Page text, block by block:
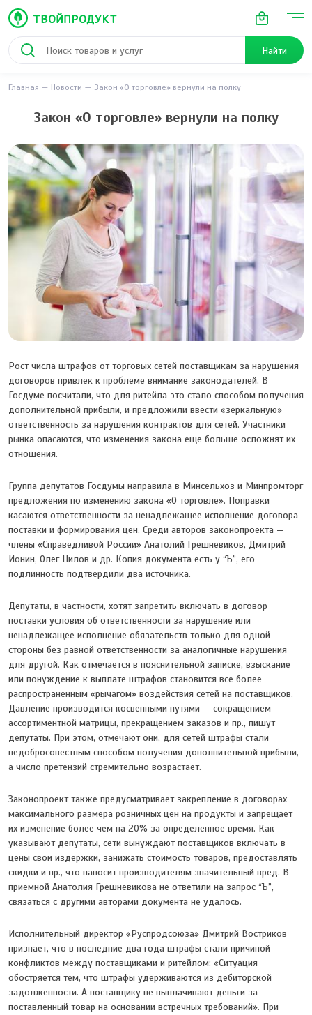
Найти
Главная Новости Закон «О торговле» вернули на полку
Закон «О торговле» вернули на полку
Рост числа штрафов от торговых сетей поставщикам за нарушения
договоров привлек к проблеме внимание законодателей. В
Госдуме посчитали, что для ритейла это стало способом получения
дополнительной прибыли, и предложили ввести «зеркальную»
ответственность за нарушения контрактов для сетей. Участники
рынка опасаются, что изменения закона еще больше осложнят их
отношения.
Группа депутатов Госдумы направила в Минсельхоз и Минпромторг
предложения по изменению закона «О торговле». Поправки
касаются ответственности за ненадлежащее исполнение договора
поставки и формирования цен. Среди авторов законопроекта —
члены «Справедливой России» Анатолий Грешневиков, Дмитрий
Ионин, Олег Нилов и др. Копия документа есть у “Ъ”, его
подлинность подтвердили два источника.
Депутаты, в частности, хотят запретить включать в договор
поставки условия об ответственности за нарушение или
ненадлежащее исполнение обязательств только для одной
стороны без равной ответственности за аналогичные нарушения
для другой. Как отмечается в пояснительной записке, взыскание
или понуждение к выплате штрафов становится все более
распространенным «рычагом» воздействия сетей на поставщиков.
Давление производится косвенными путями — сокращением
ассортиментной матрицы, прекращением заказов и пр., пишут
депутаты. При этом, отмечают они, для сетей штрафы стали
недобросовестным способом получения дополнительной прибыли,
а число претензий стремительно возрастает.
Законопроект также предусматривает закрепление в договорах
максимального размера розничных цен на продукты и запрещает
их изменение более чем на 20% за определенное время. Как
указывают депутаты, сети вынуждают поставщиков включать в
цены свои издержки, занижать стоимость товаров, предоставлять
скидки и пр., что наносит производителям значительный вред. В
приемной Анатолия Грешневикова не ответили на запрос “Ъ”,
связаться с другими авторами документа не удалось.
Исполнительный директор «Руспродсоюза» Дмитрий Востриков
признает, что в последние два года штрафы стали причиной
конфликтов между поставщиками и ритейлом: «Ситуация
обостряется тем, что штрафы удерживаются из дебиторской
задолженности. А поставщику не выплачивают деньги за
поставленный товар на основании встречных требований». При